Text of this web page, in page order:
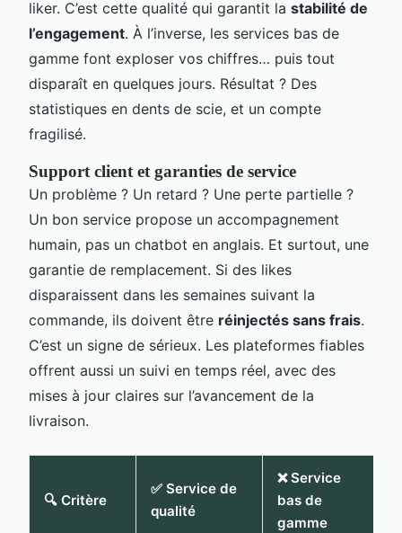
liker. C’est cette qualité qui garantit la stabilité de
l’engagement. À l’inverse, les services bas de
gamme font exploser vos chiffres… puis tout
disparaît en quelques jours. Résultat ? Des
statistiques en dents de scie, et un compte
fragilisé.
Support client et garanties de service
Un problème ? Un retard ? Une perte partielle ?
Un bon service propose un accompagnement
humain, pas un chatbot en anglais. Et surtout, une
garantie de remplacement. Si des likes
disparaissent dans les semaines suivant la
commande, ils doivent être réinjectés sans frais.
C’est un signe de sérieux. Les plateformes fiables
offrent aussi un suivi en temps réel, avec des
mises à jour claires sur l’avancement de la
livraison.
🔍 Critère
✅ Service de
qualité
❌ Service
bas de
gamme